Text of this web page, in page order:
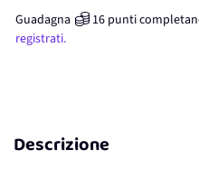
Guadagna 16 punti
registrati.
Descrizione